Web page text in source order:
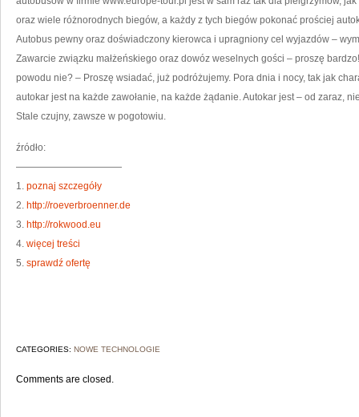
oraz wiele różnorodnych biegów, a każdy z tych biegów pokonać prościej
Autobus pewny oraz doświadczony kierowca i upragniony cel wyjazdów –
Zawarcie związku małżeńskiego oraz dowóz weselnych gości – proszę
powodu nie? – Proszę wsiadać, już podróżujemy. Pora dnia i nocy, tak jak
autokar jest na każde zawołanie, na każde żądanie. Autokar jest – od zaraz,
Stale czujny, zawsze w pogotowiu.
źródło:
———————————
1. poznaj szczegóły
2. http://roeverbroenner.de
3. http://rokwood.eu
4. więcej treści
5. sprawdź ofertę
CATEGORIES: NOWE TECHNOLOGIE
Comments are closed.